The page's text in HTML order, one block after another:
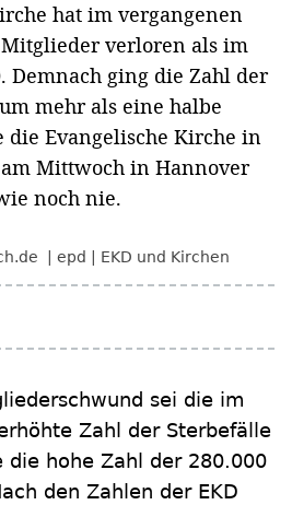
hat im vergangenen
verloren als im
Demnach ging die Zahl der
mehr als eine halbe
Evangelische Kirche in
Mittwoch in Hannover
noch nie.
epd EKD und Kirchen
sei die im
Zahl der Sterbefälle
die hohe Zahl der 280.000
den Zahlen der EKD